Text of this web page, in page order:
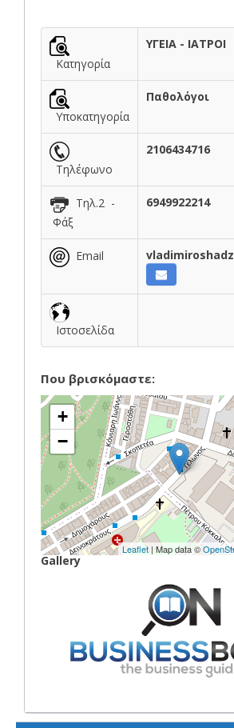
Κατηγορία
ΥΓΕΙΑ - ΙΑΤΡΟΙ
Υποκατηγορία
Παθολόγοι
Τηλέφωνο
2106434716
Τηλ.2 -
Φάξ
6949922214
Email
Ιστοσελίδα
Που βρισκόμαστε:
+
−
Leaflet | Map data ©
Gallery